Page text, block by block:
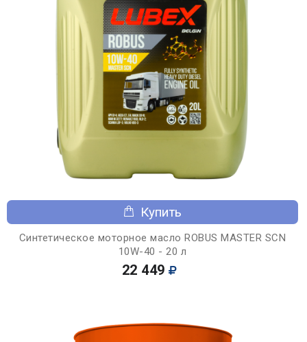
Купить
Синтетическое моторное масло ROBUS MASTER SCN
10W-40 - 20 л
22 449